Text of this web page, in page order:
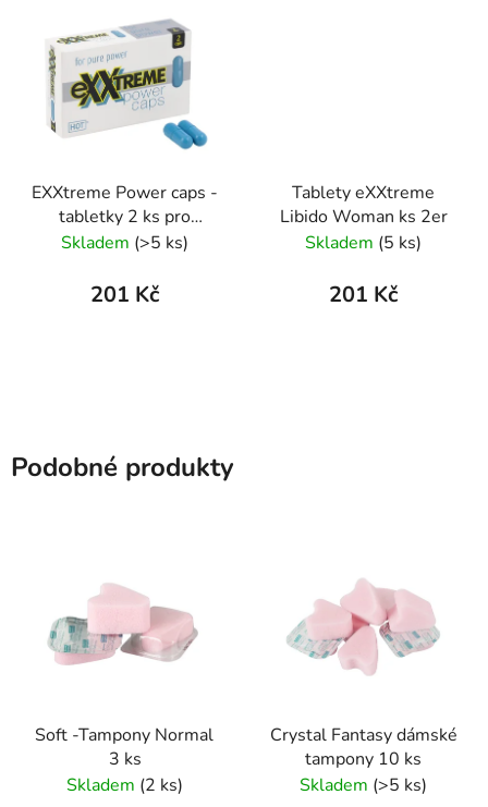
EXXtreme Power caps -
tabletky 2 ks pro
potenci
Skladem (>5 ks)
201 Kč
Tablety eXXtreme
Libido Woman ks 2er
Skladem (5 ks)
201 Kč
Podobné produkty
Soft -Tampony Normal
3 ks
Skladem (2 ks)
Crystal Fantasy dámské
tampony 10 ks
Skladem (>5 ks)